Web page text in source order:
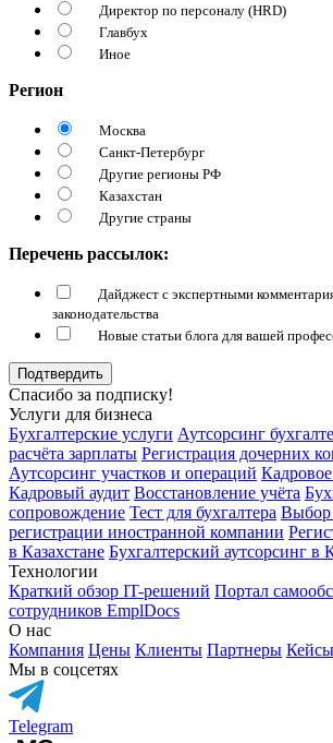
Директор по персоналу (HRD)
Главбух
Иное
Регион
Москва
Санкт-Петербург
Другие регионы РФ
Казахстан
Другие страны
Перечень рассылок:
Дайджест с экспертными
законодательства
Новые статьи блога для вашей
Подтвердить
Спасибо за подписку!
Услуги для бизнеса
Бухгалтерские услуги Аутсорсинг
расчёта зарплаты Регистрация дочерних
Аутсорсинг участков и операций
Кадровый аудит Восстановление учёта
сопровождение Тест для бухгалтера
регистрации иностранной компании
в Казахстане Бухгалтерский аутсорсинг в
Технологии
Краткий обзор IT-решений Портал
сотрудников EmplDocs
О нас
Компания Цены Клиенты Партнеры Кейсы
Мы в соцсетях
Telegram